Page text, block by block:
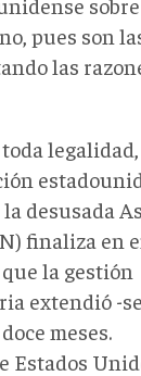
pues son
las
desusada
finaliza en
la gestión
extendió -
meses.
Estados